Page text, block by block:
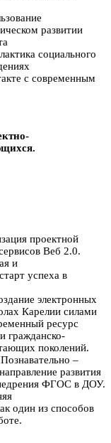
развитии
социального
с современным
проектной
Веб 2.0.
и
успеха в
электронных
Карелии силами
ресурс
гражданско-
поколений.
–
развития
ФГОС в ДОУ.
один из способов